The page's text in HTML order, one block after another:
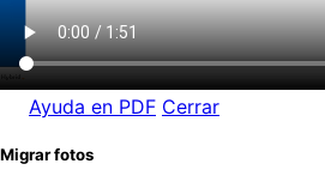
Ayuda en PDF Cerrar
Migrar fotos